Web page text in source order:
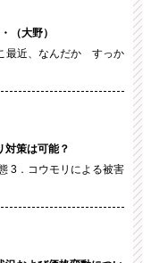
（大野）
最近、なんだか すっか
対策は可能？
3．コウモリによる被害